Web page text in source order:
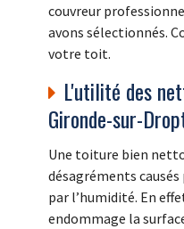
couvreur
avons sélectionnés.
votre toit.
L'utilité des
Gironde-sur-
Une toiture bien
désagréments causés
par l’humidité. En
endommage la